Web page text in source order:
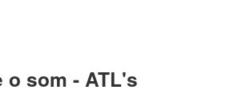
o som - ATL's